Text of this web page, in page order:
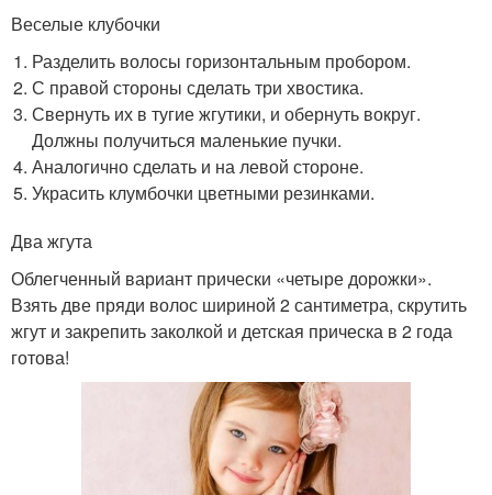
Веселые клубочки
Разделить волосы горизонтальным пробором.
С правой стороны сделать три хвостика.
Свернуть их в тугие жгутики, и обернуть вокруг.
Должны получиться маленькие пучки.
Аналогично сделать и на левой стороне.
Украсить клумбочки цветными резинками.
Два жгута
Облегченный вариант прически «четыре дорожки».
Взять две пряди волос шириной 2 сантиметра, скрутить
жгут и закрепить заколкой и детская прическа в 2 года
готова!